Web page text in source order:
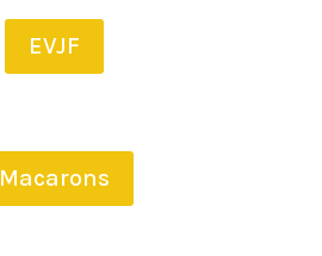
EVJF
Macarons